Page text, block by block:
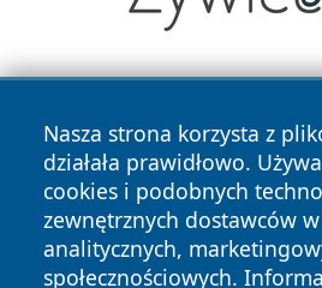
Nasza strona korzysta z
działała prawidłowo.
cookies i podobnych
zewnętrznych dostawców
analitycznych,
społecznościowych.
Copyright © 2026 jastrzebienews.pl
zastrzeżone.